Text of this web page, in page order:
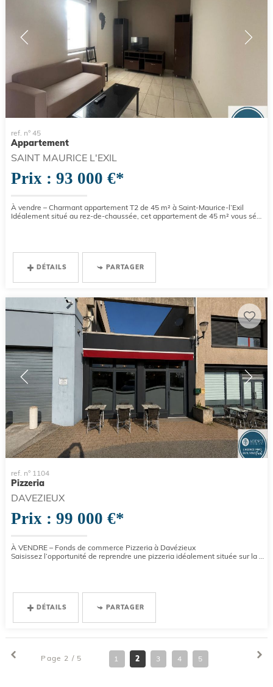
ref. n° 45
Appartement
SAINT MAURICE L'EXIL
Prix : 93 000 €*
À vendre – Charmant appartement T2 de 45 m² à Saint-Maurice-l’Exil
Idéalement situé au rez-de-chaussée, cet appartement de 45 m² vous séduira par sa fonctionnalité et sa proximité avec...
DÉTAILS PARTAGER
ref. n° 1104
Pizzeria
DAVEZIEUX
Prix : 99 000 €*
À VENDRE – Fonds de commerce Pizzeria à Davézieux
Saisissez l’opportunité de reprendre une pizzeria idéalement située sur la commune de Davézieux, dans un secteur...
DÉTAILS PARTAGER
Page 2 / 5 1 2 3 4 5